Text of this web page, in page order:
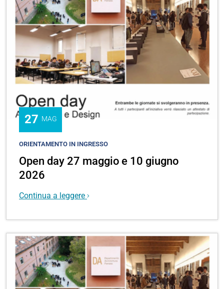
27 MAG
ORIENTAMENTO IN INGRESSO
Open day 27 maggio e 10 giugno
2026
Continua a leggere